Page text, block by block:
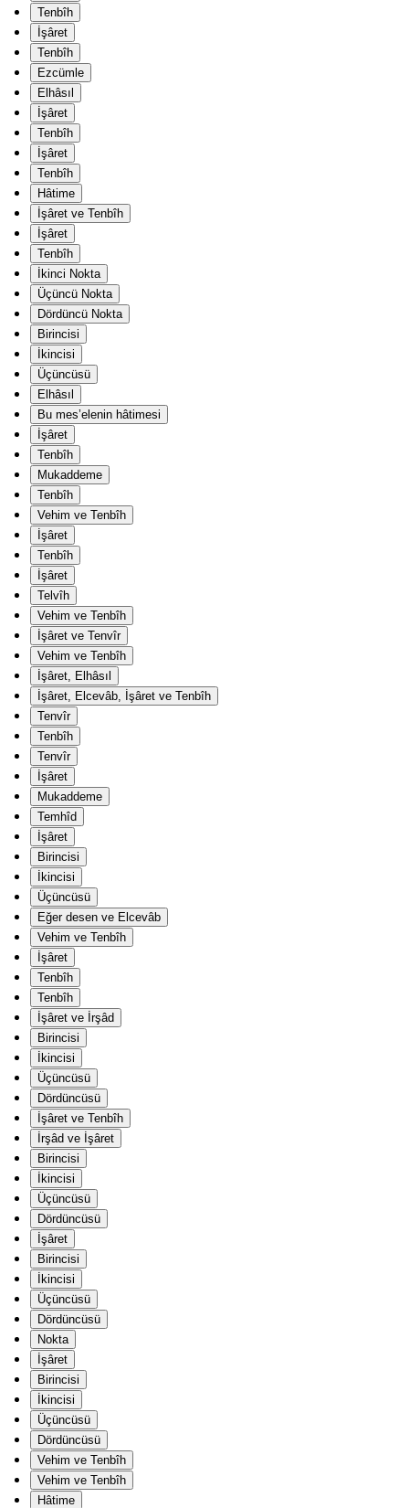
Tenbîh
İşâret
Tenbîh
Ezcümle
Elhâsıl
İşâret
Tenbîh
İşâret
Tenbîh
Hâtime
İşâret ve Tenbîh
İşâret
Tenbîh
İkinci Nokta
Üçüncü Nokta
Dördüncü Nokta
Birincisi
İkincisi
Üçüncüsü
Elhâsıl
Bu mes’elenin hâtimesi
İşâret
Tenbîh
Mukaddeme
Tenbîh
Vehim ve Tenbîh
İşâret
Tenbîh
İşâret
Telvîh
Vehim ve Tenbîh
İşâret ve Tenvîr
Vehim ve Tenbîh
İşâret, Elhâsıl
İşâret, Elcevâb, İşâret ve Tenbîh
Tenvîr
Tenbîh
Tenvîr
İşâret
Mukaddeme
Temhîd
İşâret
Birincisi
İkincisi
Üçüncüsü
Eğer desen ve Elcevâb
Vehim ve Tenbîh
İşâret
Tenbîh
Tenbîh
İşâret ve İrşâd
Birincisi
İkincisi
Üçüncüsü
Dördüncüsü
İşâret ve Tenbîh
İrşâd ve İşâret
Birincisi
İkincisi
Üçüncüsü
Dördüncüsü
İşâret
Birincisi
İkincisi
Üçüncüsü
Dördüncüsü
Nokta
İşâret
Birincisi
İkincisi
Üçüncüsü
Dördüncüsü
Vehim ve Tenbîh
Vehim ve Tenbîh
Hâtime